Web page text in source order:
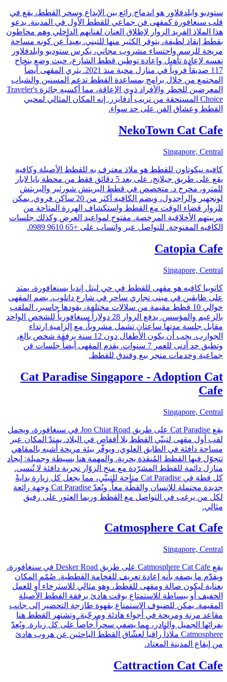
ستوديو وايلدفلاور هو اندماج رائع بين الإبداع وسحر القطط، يقع في
قلب سنغافورة كمقهى فن جماعي للقطط الأول في المدينة. يدعو
هذا الملاذ الفريد الزوار لإطلاق العنان لفنانهم الداخلي وهم محاطون
بقطط إنقاذ لطيفة، يتوفر الكثير منها للتبني. بعيداً عن كونه مساحة
مريحة للرسم واحتساء مشروب مجاني، يكرس ستوديو وايلدفلاور
نفسه لإعادة تأهيل وإعادة توطين قطط الشارع، حيث وضع بنجاح
117 صديقاً فروياً في منازل محبة منذ 2021. يثري المقهى أيضاً
المجتمع من خلال برامج بمساعدة القطط تدعم المسنين والشباب
المعرضين للخطر والأفراد ذوي الإعاقة، مما أكسبه جائزة Traveler's
Choice المستحقة من تريب أدفايزر. إنه المكان المثالي لمحبي
القطط وعشاق الفن على حد سواء.
NekoTown Cat Cafe
Singapore, Central
كافيه نيكوتاون للقطط هو ملاذ معترف به للقطط الأصيلة وكافيه
يقع على طريق جيلانج، على بعد 5 دقائق فقط من محطة بايا لابار
للمترو، مخرج د. متخصص في قطط البريتش شورثير والبريتش
لونجهير والراجدول، ويضم الكافيه أكثر من 20 ساكن فروي. يمكن
للزوار قضاء الوقت مع القطط واستكشاف الهررة المتاحة من
مربيتهم الأخلاقية المرخصة. مفتوح لمواعيد العرض وكذلك جلسات
الكافيه المفتوحة. للتواصل عبر واتساب على +65 9610 0989.
Catopia Cafe
Singapore, Central
كاتوبيا كافيه هو مقهى للقطط في حي ليتل إنديا بسنغافورة، يمتد
على طابقين في مبنى تجاري ساحر في شارع دانلوب. يضم المقهى
حوالي 10 قطط مقيمة من سلالات مختلفة، يقودها جاسبر، الملقب
بالزعيم والمؤسس. يدفع الزوار 28 دولاراً سنغافورياً للشخص الواحد
مقابل جلسة مدتها ساعتان تشمل مشروباً، مع إلزامية ارتداء
الجوارب. يجب أن يكون الأطفال دون 12 سنة برفقة شخص بالغ،
وتطبق حد أدنى للعمر 7 سنوات. يقدم المقهى أيضاً جلسات فن
جماعية وخدمات متجر بيع وفندق للقطط.
Cat Paradise Singapore - Adoption Cat
Cafe
Singapore, Central
يقع Cat Paradise على طريق Joo Chiat Road في سنغافورة، ويحمل
لقب أول مقهى لتبنّي القطط بلا أقفاص في البلاد. يمتدّ المكان عبر
مساحة دافئة في الطابق العلوي، ويوفّر بيئة مريحة أشبه بالمقاهي
تتجوّل فيها القطط المُنقذة بحرية. والمهمة هنا بسيطة وجميلة: إيجاد
منازل دائمة للقطط المشرّدة مع منح الزوّار تجربة دافئة لا تُنسى.
كل قطة في Cat Paradise متاحة للتبنّي، مما يجعل كل زيارة بدايةً
جديدة محتملة للإنسان والقطّة معاً. ويُعدّ Cat Paradise وجهة رائعة
لكل من يرغب في التواصل مع القطط وربما العثور على رفيق
مثالي.
Catmosphere Cat Cafe
Singapore, Central
يقع Catmosphere Cat Cafe على طريق Desker Road في سنغافورة،
ويقدّم ما يصفه بأنه إعادة تعريف للفخامة القططية. صُمّم المكان
بعناية ليكون صالة ومقهى للقطط، وهو مثالي للاسترخاء أو للعمل
الخفيف أو ببساطة للاستمتاع بوقت هادئ برفقة القطط الأصيلة
المقيمة. يمكن للضيوف الاستمتاع بقهوة طازجة التحضير إلى جانب
مقاعد مرنة ومريحة في أجواء هادئة ومرحّبة. وتشتهر القطط هنا
بفرائها الجميل والنادر، مما يضفي سحراً خاصاً على كل زيارة. ويُعدّ
Catmosphere ملاذاً راقياً لعشّاق القطط الباحثين عن هروب هادئ
من إيقاع المدينة المعتاد.
Cattraction Cat Cafe